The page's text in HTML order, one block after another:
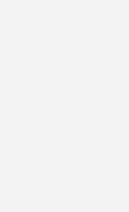
à ma